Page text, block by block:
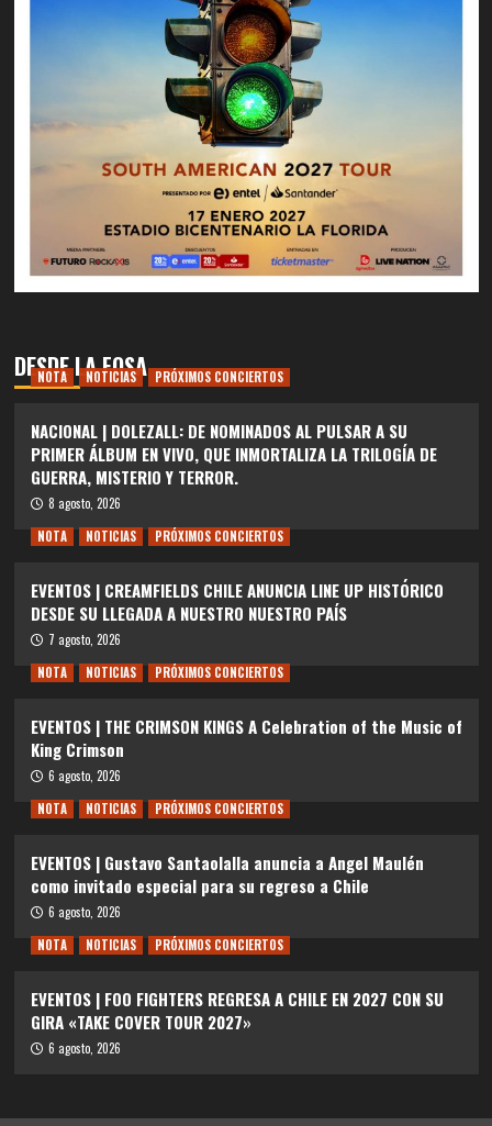
DESDE LA FOSA
NOTA NOTICIAS PRÓXIMOS CONCIERTOS
NACIONAL | DOLEZALL: DE NOMINADOS AL PULSAR A SU
PRIMER ÁLBUM EN VIVO, QUE INMORTALIZA LA TRILOGÍA DE
GUERRA, MISTERIO Y TERROR.
8 agosto, 2026
NOTA
NOTICIAS PRÓXIMOS CONCIERTOS
EVENTOS | CREAMFIELDS CHILE ANUNCIA LINE UP HISTÓRICO
DESDE SU LLEGADA A NUESTRO NUESTRO PAÍS
7 agosto, 2026
NOTA
NOTICIAS PRÓXIMOS CONCIERTOS
EVENTOS | THE CRIMSON KINGS A Celebration of the Music of
King Crimson
6 agosto, 2026
NOTA
NOTICIAS PRÓXIMOS CONCIERTOS
EVENTOS | Gustavo Santaolalla anuncia a Angel Maulén
como invitado especial para su regreso a Chile
6 agosto, 2026
NOTA
NOTICIAS PRÓXIMOS CONCIERTOS
EVENTOS | FOO FIGHTERS REGRESA A CHILE EN 2027 CON SU
GIRA «TAKE COVER TOUR 2027»
6 agosto, 2026